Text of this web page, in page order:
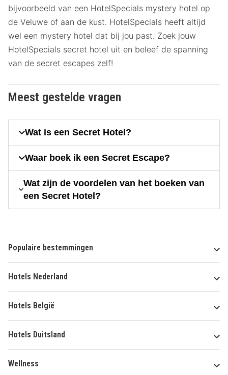
bijvoorbeeld van een HotelSpecials mystery hotel op
de Veluwe of aan de kust. HotelSpecials heeft altijd
wel een mystery hotel dat bij jou past. Zoek jouw
HotelSpecials secret hotel uit en beleef de spanning
van de secret escapes zelf!
Meest gestelde vragen
Wat is een Secret Hotel?
Waar boek ik een Secret Escape?
Wat zijn de voordelen van het boeken van
een Secret Hotel?
Populaire bestemmingen
Hotels Nederland
Hotels België
Hotels Duitsland
Wellness